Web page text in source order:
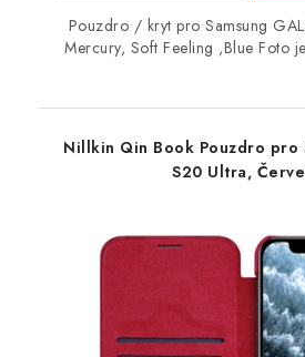
Pouzdro / kryt pro Samsung
Mercury, Soft Feeling ,Blue Foto
Nillkin Qin Book Pouzdro pro
S20 Ultra,